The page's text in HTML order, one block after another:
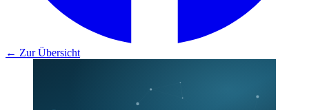
← Zur Übersicht